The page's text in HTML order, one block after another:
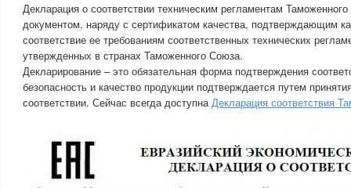
Декларация о соответствии техническим регламентам
документом, наряду с сертификатом качества, подтверждающим
соответствие ее требованиям соответственных технических
утвержденных в странах Таможенного Союза.
Декларирование – это обязательная форма подтверждения
безопасность и качество продукции подтверждается путем
соответствии. Сейчас всегда доступнаДекларация соответствия